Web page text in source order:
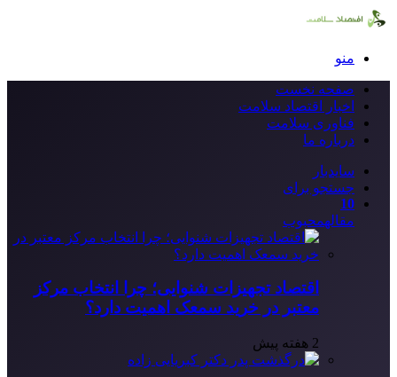
منو
صفحه نخست
اخبار اقتصاد سلامت
فناوری سلامت
درباره ما
سایدبار
جستجو برای
10
مقالهمحبوب
اقتصاد تجهیزات شنوایی؛ چرا انتخاب مرکز
معتبر در خرید سمعک اهمیت دارد؟
2 هفته پیش